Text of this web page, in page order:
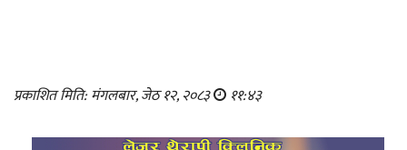
प्रकाशित मिति: मंगलबार, जेठ १२, २०८३ ११:४३